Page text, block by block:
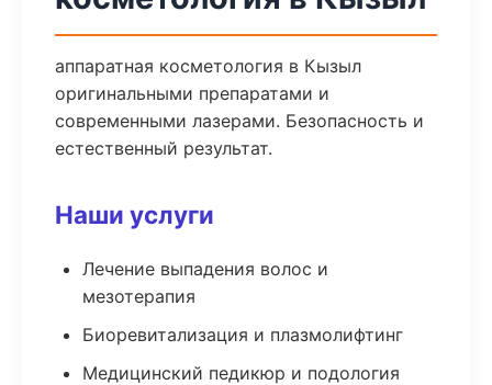
аппаратная косметология в Кызыл
оригинальными препаратами и
современными лазерами. Безопасность и
естественный результат.
Наши услуги
Лечение выпадения волос и
мезотерапия
Биоревитализация и плазмолифтинг
Медицинский педикюр и подология